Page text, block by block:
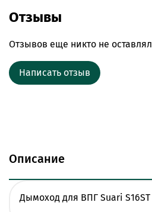
Отзывы
Отзывов еще никто не оставлял
Написать отзыв
Описание
Дымоход для ВПГ Suari S16ST